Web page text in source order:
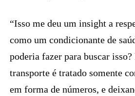
“Isso me deu um insight a
como um condicionante de
poderia fazer para buscar
transporte é tratado somente
em forma de números, e